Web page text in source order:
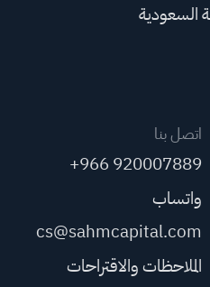
السعودية
اتصل بنا
+966 920007889
واتساب
cs@sahmcapital.com
الملاحظات والاقتراحات